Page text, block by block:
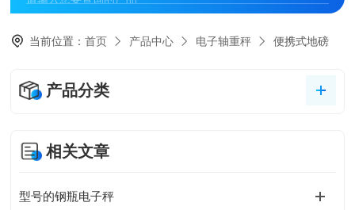
当前位置：首页 产品中心 电子轴重秤 便携式地磅
产品分类
相关文章
型号的钢瓶电子秤